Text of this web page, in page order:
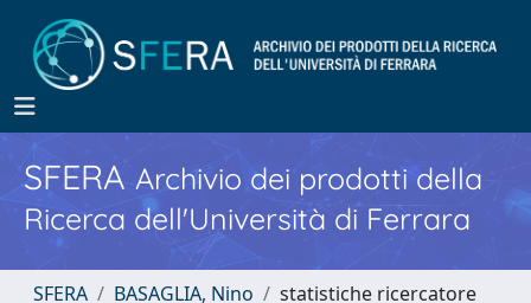
SFERA Archivio dei prodotti della
Ricerca dell'Università di Ferrara
SFERA BASAGLIA, Nino statistiche ricercatore